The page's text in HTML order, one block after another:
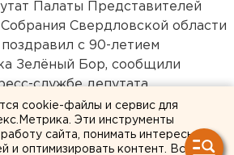
Палаты Представителей
Свердловской области
с 90-летием
Зелёный Бор, сообщили
службе депутата.
Годлина – ровесница
родилась в 1918 году в
в Челябинский
cookie-файлы и сервис для
Эти инструменты
сайта, понимать интересы
и оптимизировать контент. Вся